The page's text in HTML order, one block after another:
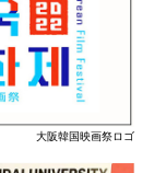
大阪韓国映画祭ロゴ